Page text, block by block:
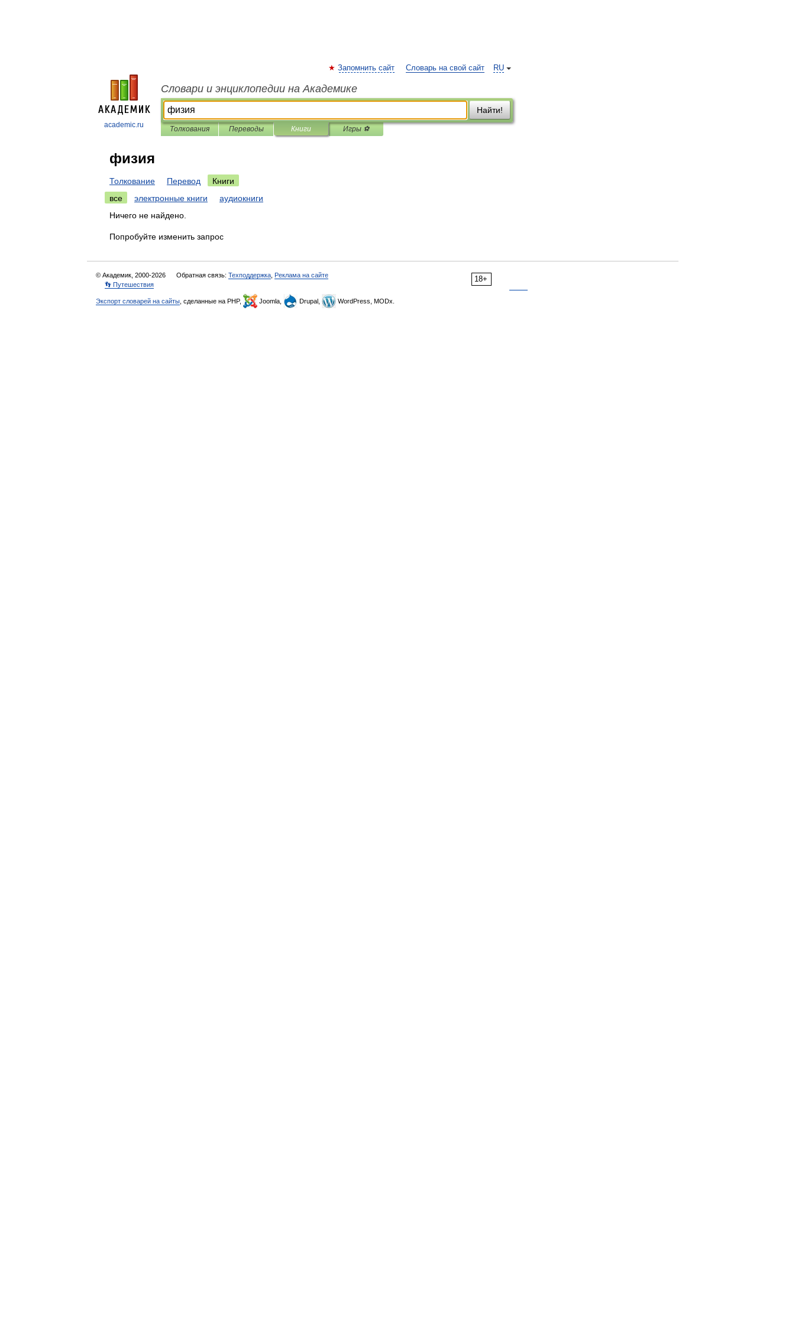
academic.ru
RU
Запомнить сайт Словарь на свой сайт
Словари и энциклопедии на Академике
Найти!
Толкования Переводы Книги Игры ⚽
физия
Толкование Перевод
Книги
все
электронные книги
аудиокниги
Ничего не найдено.
Попробуйте изменить запрос
18+
© Академик, 2000-2026 Обратная связь: Техподдержка Реклама на сайте
👣 Путешествия
Экспорт словарей на сайты , сделанные на PHP, Joomla, Drupal, WordPress, MODx.